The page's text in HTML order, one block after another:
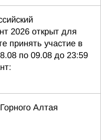
2026 открыт для
принять участие в
по 09.08 до 23:59
Алтая